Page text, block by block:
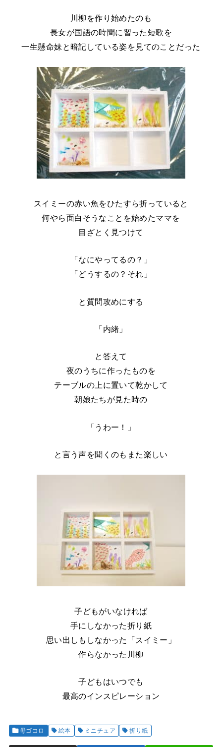
川柳を作り始めたのも
長女が国語の時間に習った短歌を
一生懸命妹と暗記している姿を見てのことだった
スイミーの赤い魚をひたすら折っていると
何やら面白そうなことを始めたママを
目ざとく見つけて
「なにやってるの？」
「どうするの？それ」
と質問攻めにする
「内緒」
と答えて
夜のうちに作ったものを
テーブルの上に置いて乾かして
朝娘たちが見た時の
「うわー！」
と言う声を聞くのもまた楽しい
子どもがいなければ
手にしなかった折り紙
思い出しもしなかった「スイミー」
作らなかった川柳
子どもはいつでも
最高のインスピレーション
母ゴコロ 絵本 ミニチュア 折り紙